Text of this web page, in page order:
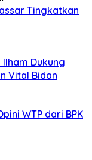
Tingkatkan
Dukung
Vital Bidan
WTP dari BPK